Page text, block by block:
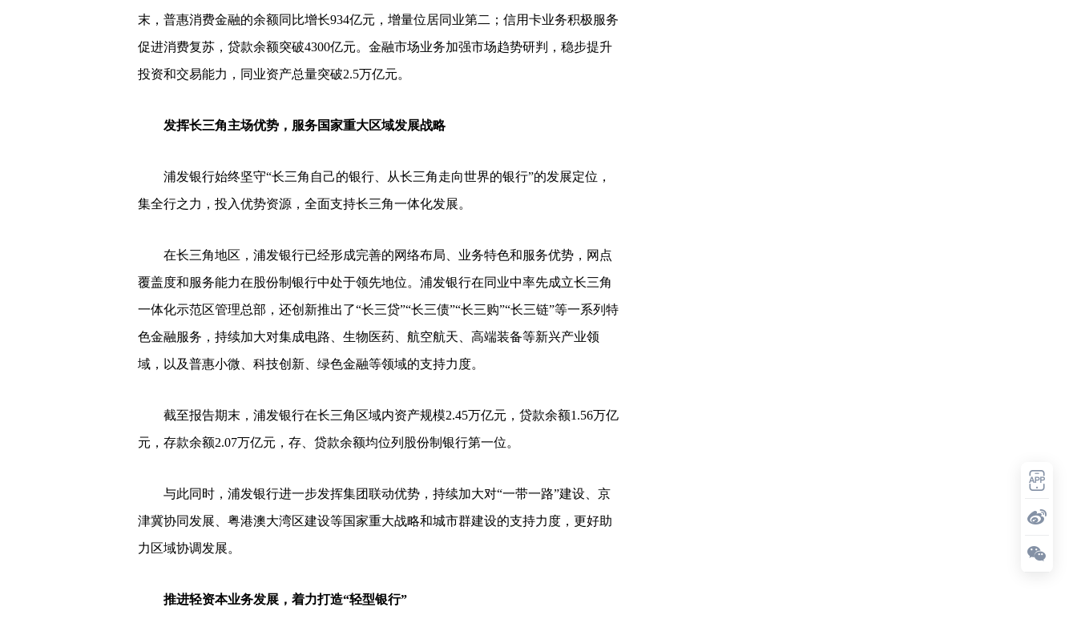
末，普惠消费金融的余额同比增长934亿元，增量位居同业第二；信用卡业务积极服务
促进消费复苏，贷款余额突破4300亿元。金融市场业务加强市场趋势研判，稳步提升
投资和交易能力，同业资产总量突破2.5万亿元。
发挥长三角主场优势，服务国家重大区域发展战略
浦发银行始终坚守“长三角自己的银行、从长三角走向世界的银行”的发展定位，
集全行之力，投入优势资源，全面支持长三角一体化发展。
在长三角地区，浦发银行已经形成完善的网络布局、业务特色和服务优势，网点
覆盖度和服务能力在股份制银行中处于领先地位。浦发银行在同业中率先成立长三角
一体化示范区管理总部，还创新推出了“长三贷”“长三债”“长三购”“长三链”等一系列特
色金融服务，持续加大对集成电路、生物医药、航空航天、高端装备等新兴产业领
域，以及普惠小微、科技创新、绿色金融等领域的支持力度。
截至报告期末，浦发银行在长三角区域内资产规模2.45万亿元，贷款余额1.56万亿
元，存款余额2.07万亿元，存、贷款余额均位列股份制银行第一位。
与此同时，浦发银行进一步发挥集团联动优势，持续加大对“一带一路”建设、京
津冀协同发展、粤港澳大湾区建设等国家重大战略和城市群建设的支持力度，更好助
力区域协调发展。
推进轻资本业务发展，着力打造“轻型银行”